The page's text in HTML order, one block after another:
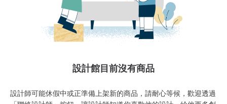
設計館目前沒有商品
設計師可能休假中或正準備上架新的商品，請耐心等候，歡迎透過